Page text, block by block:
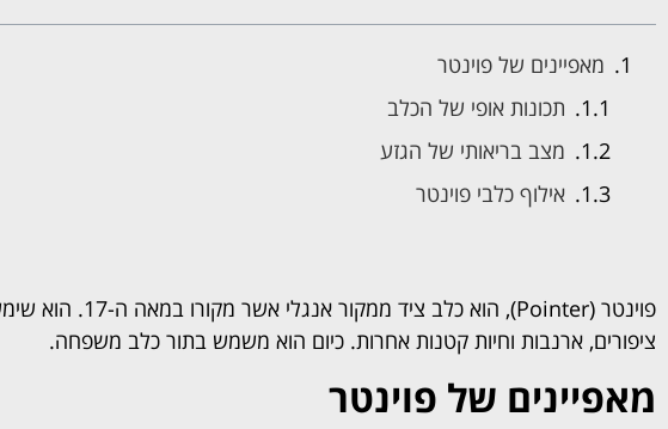
מאפיינים של פוינטר
תכונות אופי של הכלב
מצב בריאותי של הגזע
אילוף כלבי פוינטר
פוינטר (Pointer), הוא כלב ציד ממקור אנגלי אשר מקורו במאה ה-17. הוא שימש כ
ציפורים, ארנבות וחיות קטנות אחרות. כיום הוא משמש בתור כלב משפחה.
מאפיינים של פוינטר